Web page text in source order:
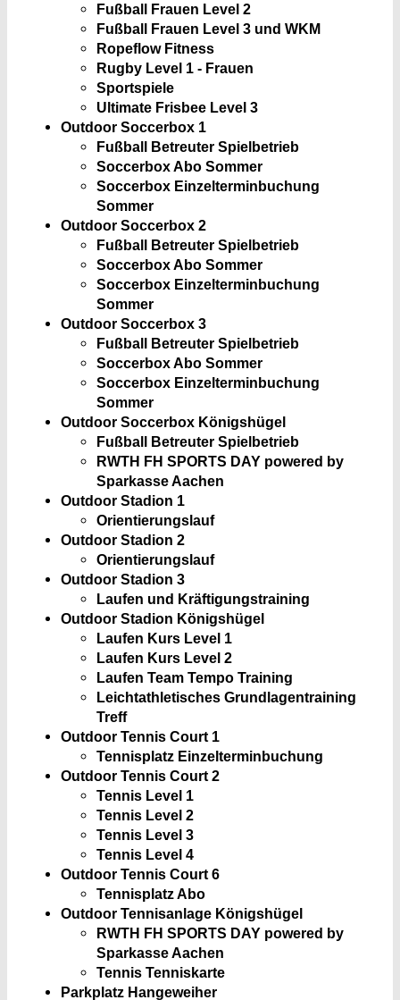
Fußball Frauen Level 2
Fußball Frauen Level 3 und WKM
Ropeflow Fitness
Rugby Level 1 - Frauen
Sportspiele
Ultimate Frisbee Level 3
Outdoor Soccerbox 1
Fußball Betreuter Spielbetrieb
Soccerbox Abo Sommer
Soccerbox Einzelterminbuchung
Sommer
Outdoor Soccerbox 2
Fußball Betreuter Spielbetrieb
Soccerbox Abo Sommer
Soccerbox Einzelterminbuchung
Sommer
Outdoor Soccerbox 3
Fußball Betreuter Spielbetrieb
Soccerbox Abo Sommer
Soccerbox Einzelterminbuchung
Sommer
Outdoor Soccerbox Königshügel
Fußball Betreuter Spielbetrieb
RWTH FH SPORTS DAY powered by
Sparkasse Aachen
Outdoor Stadion 1
Orientierungslauf
Outdoor Stadion 2
Orientierungslauf
Outdoor Stadion 3
Laufen und Kräftigungstraining
Outdoor Stadion Königshügel
Laufen Kurs Level 1
Laufen Kurs Level 2
Laufen Team Tempo Training
Leichtathletisches Grundlagentraining
Treff
Outdoor Tennis Court 1
Tennisplatz Einzelterminbuchung
Outdoor Tennis Court 2
Tennis Level 1
Tennis Level 2
Tennis Level 3
Tennis Level 4
Outdoor Tennis Court 6
Tennisplatz Abo
Outdoor Tennisanlage Königshügel
RWTH FH SPORTS DAY powered by
Sparkasse Aachen
Tennis Tenniskarte
Parkplatz Hangeweiher